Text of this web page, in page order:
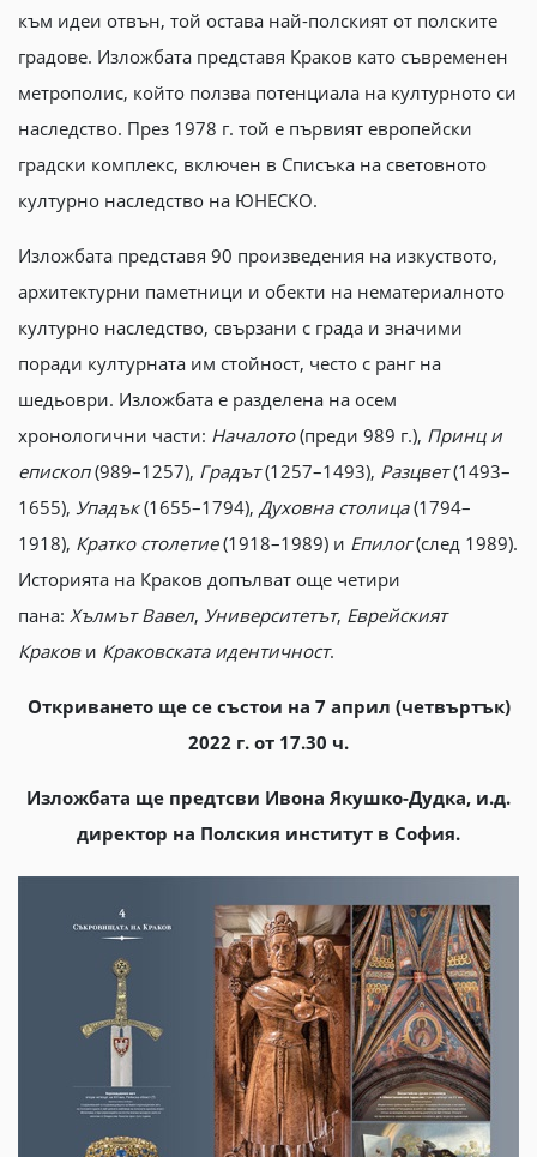
към идеи отвън, той остава най-полският от полските
градове. Изложбата представя Краков като съвременен
метрополис, който ползва потенциала на културното си
наследство. През 1978 г. той е първият европейски
градски комплекс, включен в Списъка на световното
културно наследство на ЮНЕСКО.
Изложбата представя 90 произведения на изкуството,
архитектурни паметници и обекти на нематериалното
културно наследство, свързани с града и значими
поради културната им стойност, често с ранг на
шедьоври. Изложбата е разделена на осем
хронологични части: Началото(преди 989 г.), Принц и
епископ(989–1257), Градът(1257–1493), Разцвет(1493–
1655), Упадък(1655–1794), Духовна столица(1794–
1918), Кратко столетие(1918–1989) и Eпилог(след 1989).
Историята на Краков допълват още четири
пана: Хълмът Вавел, Университетът, Еврейският
Кракови Краковската идентичност.
Откриването ще се състои на 7 април (четвъртък)
2022 г. от 17.30 ч.
Изложбата ще предтсви Ивона Якушко-Дудка, и.д.
директор на Полския институт в София.